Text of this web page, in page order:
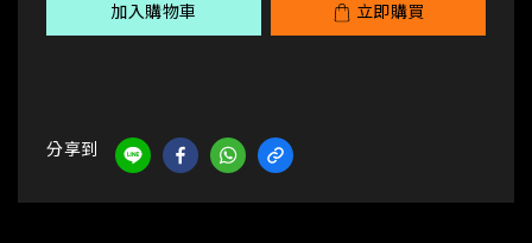
加入購物車 立即購買
分享到